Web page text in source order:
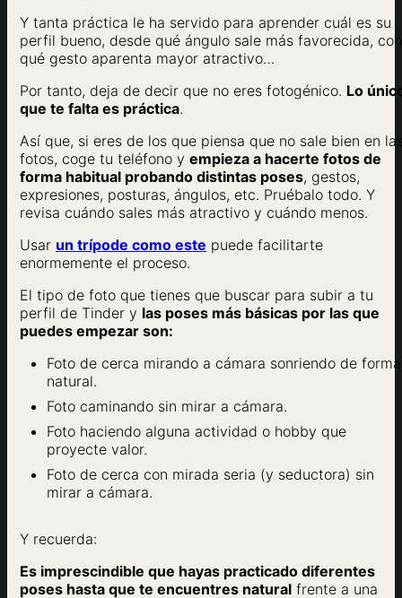
Y tanta práctica le ha servido para aprender cuál es su
perfil bueno, desde qué ángulo sale más favorecida, con
qué gesto aparenta mayor atractivo…
Por tanto, deja de decir que no eres fotogénico. Lo
que te falta es práctica.
Así que, si eres de los que piensa que no sale bien en
fotos, coge tu teléfono y empieza a hacerte fotos de
forma habitual probando distintas poses, gestos,
expresiones, posturas, ángulos, etc. Pruébalo todo. Y
revisa cuándo sales más atractivo y cuándo menos.
Usar un trípode como este puede facilitarte
enormemente el proceso.
El tipo de foto que tienes que buscar para subir a tu
perfil de Tinder y las poses más básicas por las que
puedes empezar son:
Foto de cerca mirando a cámara sonriendo de forma
natural.
Foto caminando sin mirar a cámara.
Foto haciendo alguna actividad o hobby que
proyecte valor.
Foto de cerca con mirada seria (y seductora) sin
mirar a cámara.
Y recuerda:
Es imprescindible que hayas practicado diferentes
poses hasta que te encuentres natural frente a una